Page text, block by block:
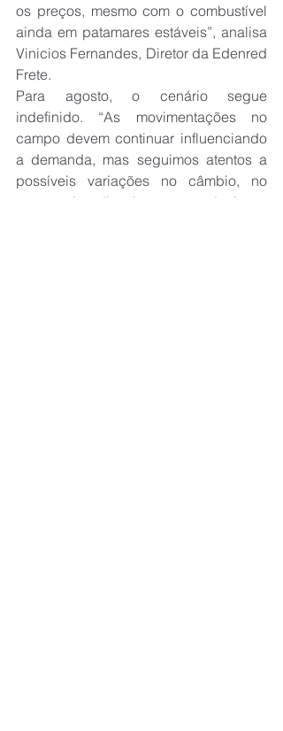
os preços, mesmo com o combustível
ainda em patamares estáveis”, analisa
Vinicios Fernandes, Diretor da Edenred
Frete.
Para agosto, o cenário segue
indefinido. “As movimentações no
campo devem continuar influenciando
a demanda, mas seguimos atentos a
possíveis variações no câmbio, no
preço do diesel e nas decisões